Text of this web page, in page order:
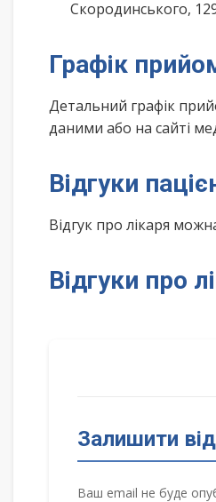
Скородинського,
Графік
Детальний графік
даними або на сайті
Відгуки
Відгук про лікаря
Відгуки про
Залишити
Ваш email не буде